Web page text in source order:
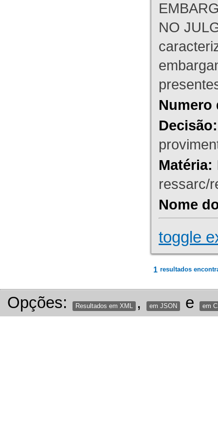
NO
Numero
Decisão:
Matéria:
ressarc/
Nome
toggle
1 resultados
Opções: Resultados em XML , em JSON e em